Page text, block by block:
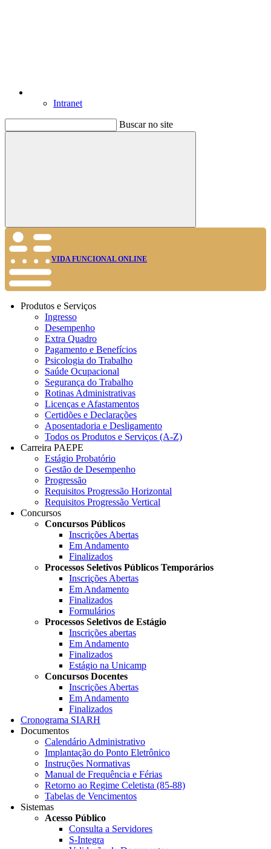
Intranet
Buscar no site
Buscar
VIDA FUNCIONAL ONLINE
Produtos e Serviços
Ingresso
Desempenho
Extra Quadro
Pagamento e Benefícios
Psicologia do Trabalho
Saúde Ocupacional
Segurança do Trabalho
Rotinas Administrativas
Licenças e Afastamentos
Certidões e Declarações
Aposentadoria e Desligamento
Todos os Produtos e Serviços (A-Z)
Carreira PAEPE
Estágio Probatório
Gestão de Desempenho
Progressão
Requisitos Progressão Horizontal
Requisitos Progressão Vertical
Concursos
Concursos Públicos
Inscrições Abertas
Em Andamento
Finalizados
Processos Seletivos Públicos Temporários
Inscrições Abertas
Em Andamento
Finalizados
Formulários
Processos Seletivos de Estágio
Inscrições abertas
Em Andamento
Finalizados
Estágio na Unicamp
Concursos Docentes
Inscrições Abertas
Em Andamento
Finalizados
Cronograma SIARH
Documentos
Calendário Administrativo
Implantação do Ponto Eletrônico
Instruções Normativas
Manual de Frequência e Férias
Retorno ao Regime Celetista (85-88)
Tabelas de Vencimentos
Sistemas
Acesso Público
Consulta a Servidores
S-Integra